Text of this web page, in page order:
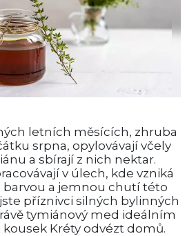
letních měsících, zhruba
srpna, opylovávají včely
a sbírají z nich nektar.
v úlech, kde vzniká
barvou a jemnou chutí této
příznivci silných bylinných
tymiánový med ideálním
kousek Kréty odvézt domů.